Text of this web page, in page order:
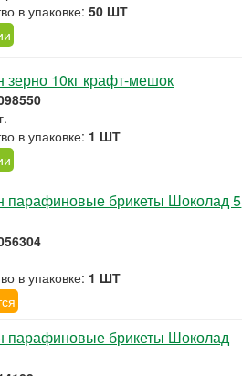
в упаковке:50 ШТ
зерно 10кг крафт-мешок
в упаковке: 1 ШТ
парафиновые брикеты Шоколад 5
в упаковке: 1 ШТ
парафиновые брикеты Шоколад